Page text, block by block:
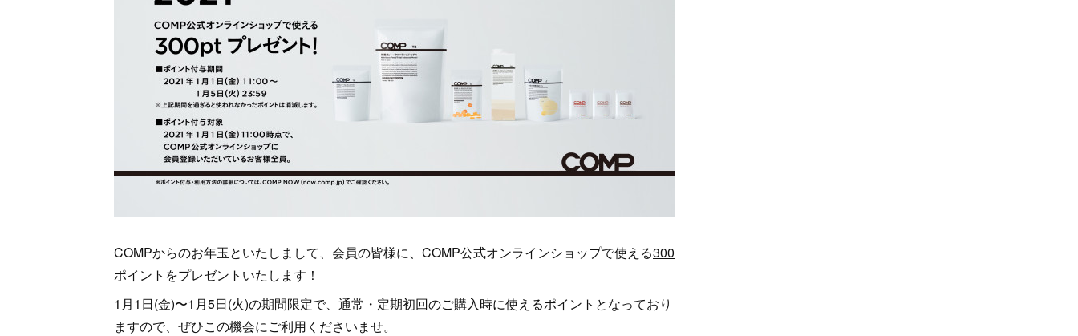
COMPからのお年玉といたしまして、会員の皆様に、COMP公式オンラインショップで使える300
ポイント をプレゼントいたします！
1月1日(金)〜1月5日(火)の期間限定で、 通常・定期初回のご購入時に使えるポイントとなっており
ますので、ぜひこの機会にご利用くださいませ。